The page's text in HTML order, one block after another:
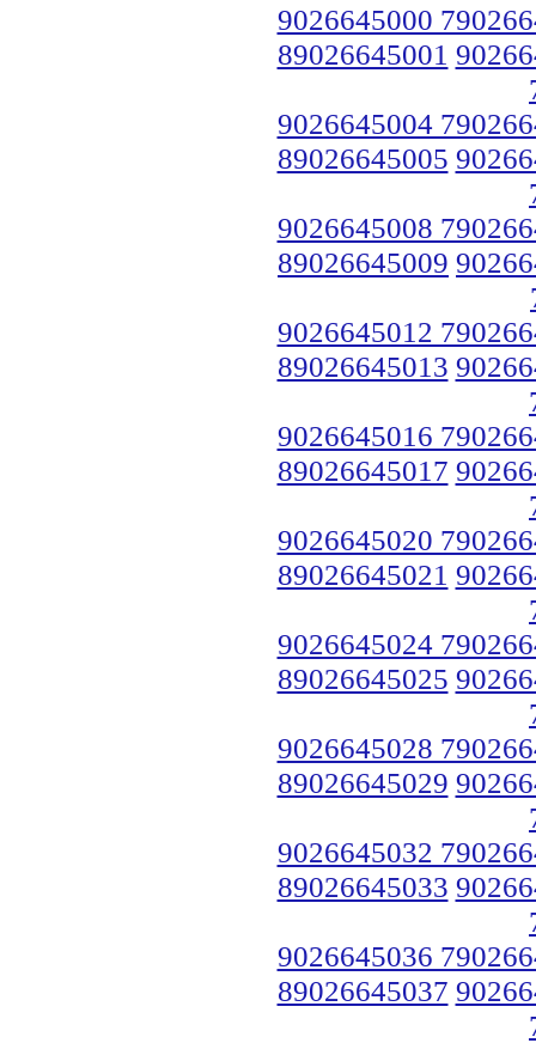
9026645000
89026645001
9026645004
89026645005
9026645008
89026645009
9026645012
89026645013
9026645016
89026645017
9026645020
89026645021
9026645024
89026645025
9026645028
89026645029
9026645032
89026645033
9026645036
89026645037